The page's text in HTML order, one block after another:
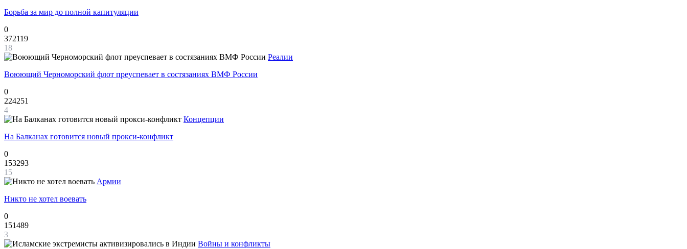
Борьба за мир до полной капитуляции
0
372119
18
Реалии
Воюющий Черноморский флот преуспевает в состязаниях ВМФ России
0
224251
4
Концепции
На Балканах готовится новый прокси-конфликт
0
153293
15
Армии
Никто не хотел воевать
0
151489
3
Войны и конфликты